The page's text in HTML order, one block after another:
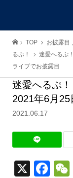
TOP お披露目 ,
るぷ！
迷愛へるぷ
ライブでお披露目
迷愛へるぷ
2021年6月25
2021.06.17
X